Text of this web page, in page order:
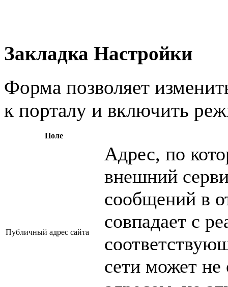
Закладка Настройки
Форма позволяет
к порталу и включить
Поле
Публичный адрес сайта
Адрес, по
внешний
сообщений в
совпадает с
сети может не